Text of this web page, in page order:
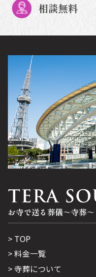
相談無料
お寺で送る葬儀～寺葬～
TOP
料金一覧
寺葬について